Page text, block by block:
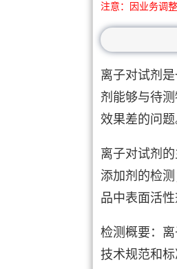
注意：因业务调
离子对试剂
剂能够与待
效果差的问
离子对试剂
添加剂的检
品中表面活
检测概要：
技术规范和